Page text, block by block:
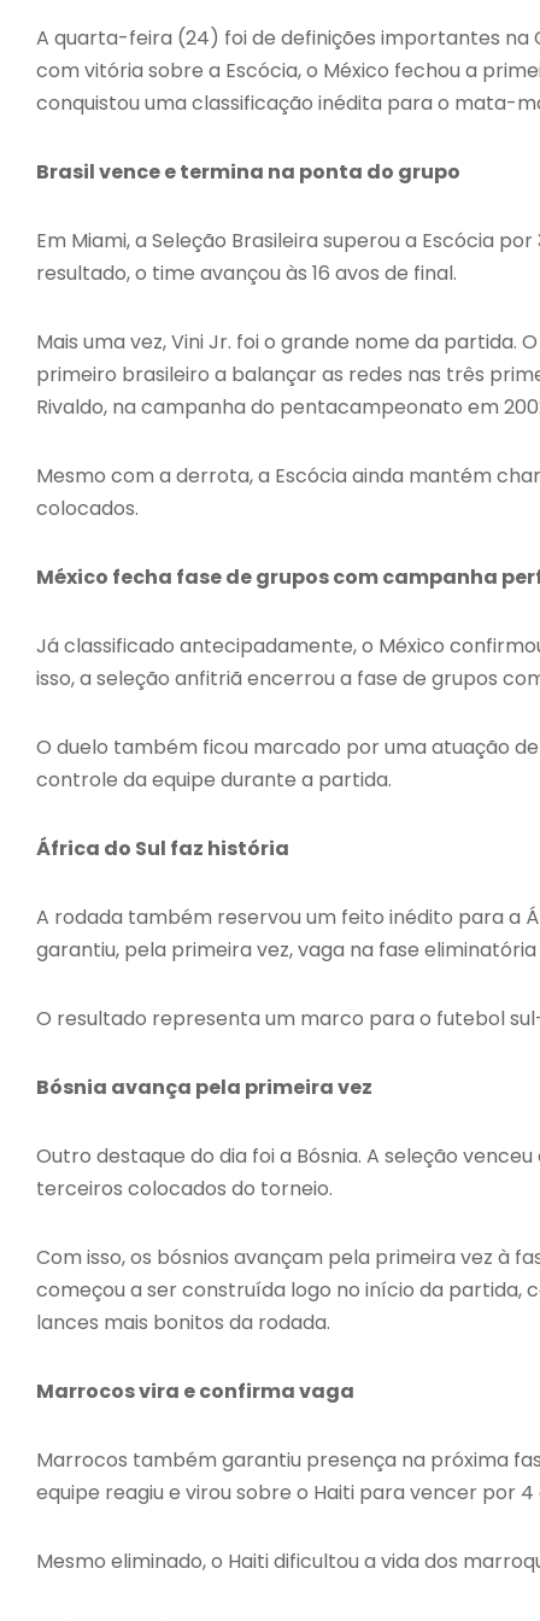
A quarta-feira (24) foi de definições importantes na
com vitória sobre a Escócia, o México fechou a
conquistou uma classificação inédita para o mata-
Brasil vence e termina na ponta do grupo
Em Miami, a Seleção Brasileira superou a Escócia
resultado, o time avançou às 16 avos de final.
Mais uma vez, Vini Jr. foi o grande nome da
primeiro brasileiro a balançar as redes nas três
Rivaldo, na campanha do pentacampeonato em
Mesmo com a derrota, a Escócia ainda mantém
colocados.
México fecha fase de grupos com campanha
Já classificado antecipadamente, o México
isso, a seleção anfitriã encerrou a fase de grupos
O duelo também ficou marcado por uma atuação
controle da equipe durante a partida.
África do Sul faz história
A rodada também reservou um feito inédito para a
garantiu, pela primeira vez, vaga na fase
O resultado representa um marco para o futebol
Bósnia avança pela primeira vez
Outro destaque do dia foi a Bósnia. A seleção
terceiros colocados do torneio.
Com isso, os bósnios avançam pela primeira vez à
começou a ser construída logo no início da partida,
lances mais bonitos da rodada.
Marrocos vira e confirma vaga
Marrocos também garantiu presença na próxima
equipe reagiu e virou sobre o Haiti para vencer por 4
Mesmo eliminado, o Haiti dificultou a vida dos